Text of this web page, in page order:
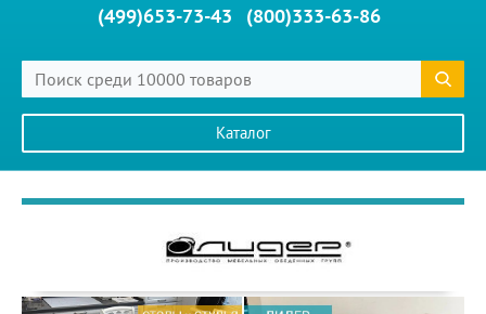
(499)653-73-43 (800)333-63-86
Каталог
Главное меню сайта